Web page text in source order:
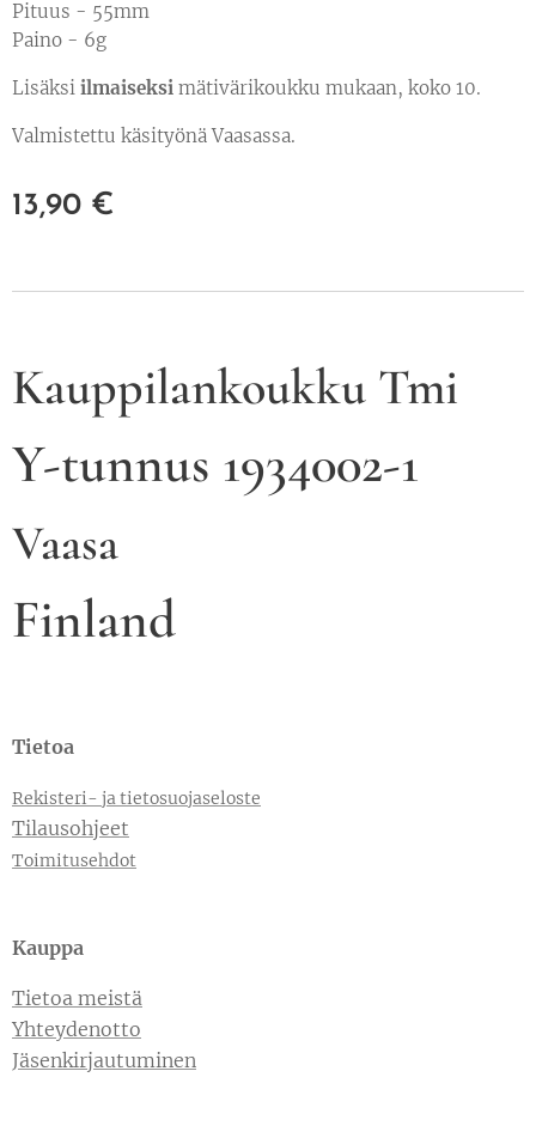
Pituus - 55mm
Paino - 6g
Lisäksi ilmaiseksi mätivärikoukku mukaan, koko 10.
Valmistettu käsityönä Vaasassa.
13,90 €
Kauppilankoukku Tmi
Y-tunnus 1934002-1
Vaasa
Finland
Tietoa
Rekisteri- ja tietosuojaseloste
Tilausohjeet
Toimitusehdot
Kauppa
Tietoa meistä
Yhteydenotto
Jäsenkirjautuminen